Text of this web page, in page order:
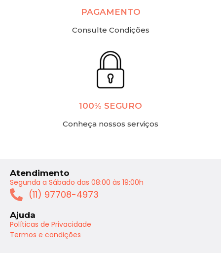
PAGAMENTO
Consulte Condições
100% SEGURO
Conheça nossos serviços
Atendimento
Segunda a Sábado das 08:00 às 19:00h
(11) 97708-4973
Ajuda
Políticas de Privacidade
Termos e condições